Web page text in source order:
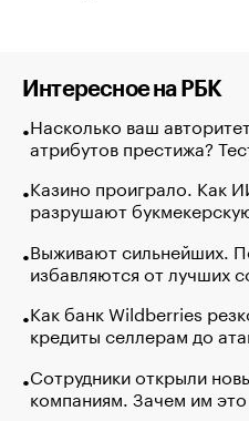
Интересное на РБК
Насколько ваш
атрибутов престижа?
Казино проиграло. Как
разрушают
Выживают сильнейших.
избавляются от лучших
Как банк Wildberries
кредиты селлерам до
Сотрудники открыли
компаниям. Зачем им это